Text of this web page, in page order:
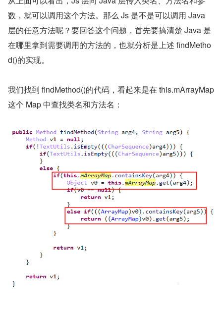
数，就可以调用这个方法。那么 Js 是不是可以调用 Java
层的任意方法呢？要回答这个问题，首先要搞清楚 Java 是
在哪里拿到需要调用的方法的，也就分析是上述 findMetho
d()的实现。
我们找到 findMethod()的代码，看起来是在 this.mArrayMap
这个 Map 中查找类名和方法名：